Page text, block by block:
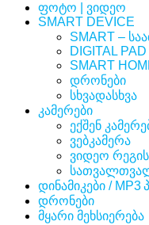
ფოტო | ვიდეო
SMART DEVICE
SMART –
DIGITAL PAD
SMART
დრონები
სხვადასხვა
კამერები
ექშენ
ვებკამერა
ვიდეო
დინამიკები / MP3
დრონები
მყარი მეხსიერება